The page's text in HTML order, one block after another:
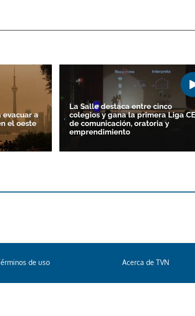
a
el oeste
La Salle destaca entre cinco
colegios y gana la primera Liga
de comunicación, oratoria y
emprendimiento
de uso Acerca de TVN